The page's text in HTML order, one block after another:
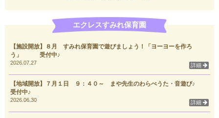
エクレスすみれ保育園
【施設開放】８月 すみれ保育園で遊びましょう！「ヨーヨーを作ろ
う」 受付中♪
2026.07.27 詳細
【地域開放】７月１日 ９：４０～ まや先生のわらべうた・音遊び♪
受付中♪
2026.06.30 詳細